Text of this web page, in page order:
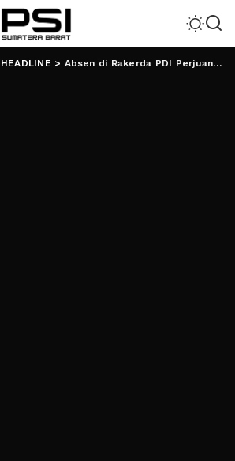
HEADLINE > Absen di Rakerda PDI Perjuangan, Sanksi Menanti Eva Dwiana